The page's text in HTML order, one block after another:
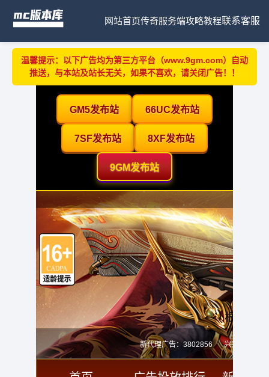
网站首页传奇服务端攻略教程联系客服
温馨提示：以下广告均为第三方平台（www.9gm.com）自动
推送，与本站及站长无关，如果不喜欢，请关闭广告！！